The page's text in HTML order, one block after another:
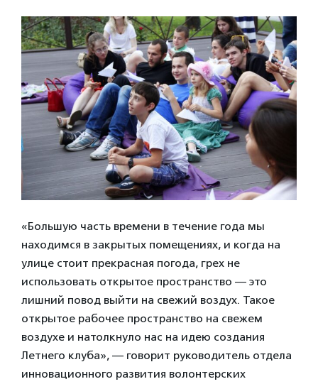
«Большую часть времени в течение года мы
находимся в закрытых помещениях, и когда на
улице стоит прекрасная погода, грех не
использовать открытое пространство — это
лишний повод выйти на свежий воздух. Такое
открытое рабочее пространство на свежем
воздухе и натолкнуло нас на идею создания
Летнего клуба», — говорит руководитель отдела
инновационного развития волонтерских